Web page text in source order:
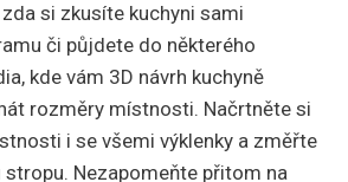
si zkusíte kuchyni sami
či půjdete do některého
kde vám 3D návrh kuchyně
rozměry místnosti. Načrtněte si
i se všemi výklenky a změřte
stropu. Nezapomeňte přitom na